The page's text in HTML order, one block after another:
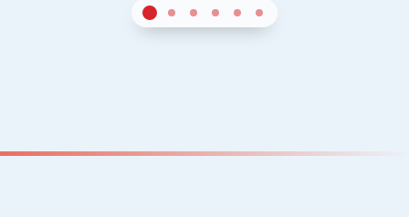
Sur 42Sur 43Sur 44Sur 45Sur 46Sur 4